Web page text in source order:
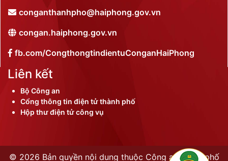
conganthanhpho@haiphong.gov.vn
congan.haiphong.gov.vn
fb.com/CongthongtindientuConganHaiPhong
Liên kết
Bộ Công an
Cổng thông tin điện tử thành phố
Hộp thư điện tử công vụ
© 2026 Bản quyền nội dung thuộc Công an thành phố